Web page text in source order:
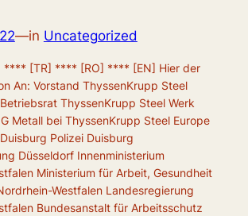
—in Uncategorized
**** [TR] **** [RO] **** [EN] Hier der
An: Vorstand ThyssenKrupp Steel
ThyssenKrupp Steel Werk
Metall bei ThyssenKrupp Steel Europe
Polizei Duisburg
Düsseldorf Innenministerium
Ministerium für Arbeit, Gesundheit
Westfalen Landesregierung
Bundesanstalt für Arbeitsschutz